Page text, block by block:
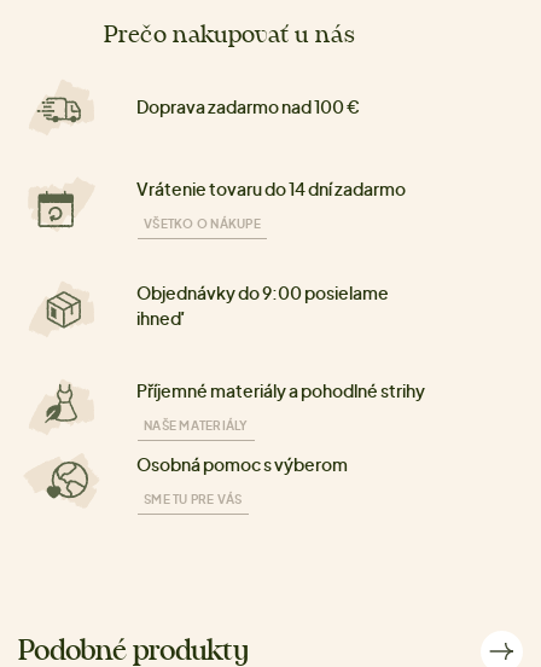
Prečo nakupovať u nás
Doprava zadarmo nad 100 €
Vrátenie tovaru do 14 dní zadarmo
VŠETKO O NÁKUPE
Objednávky do 9:00 posielame
ihneď
Příjemné materiály a pohodlné strihy
NAŠE MATERIÁLY
Osobná pomoc s výberom
SME TU PRE VÁS
Podobné produkty